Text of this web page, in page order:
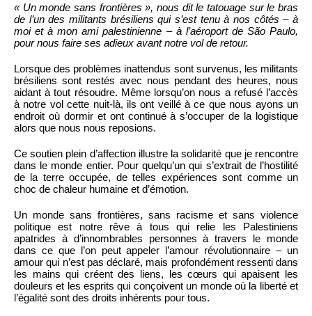
« Un monde sans frontières », nous dit le tatouage sur le bras
de l’un des militants brésiliens qui s’est tenu à nos côtés – à
moi et à mon ami palestinienne – à l’aéroport de São Paulo,
pour nous faire ses adieux avant notre vol de retour.
Lorsque des problèmes inattendus sont survenus, les militants
brésiliens sont restés avec nous pendant des heures, nous
aidant à tout résoudre. Même lorsqu’on nous a refusé l’accès
à notre vol cette nuit-là, ils ont veillé à ce que nous ayons un
endroit où dormir et ont continué à s’occuper de la logistique
alors que nous nous reposions.
Ce soutien plein d’affection illustre la solidarité que je rencontre
dans le monde entier. Pour quelqu’un qui s’extrait de l’hostilité
de la terre occupée, de telles expériences sont comme un
choc de chaleur humaine et d’émotion.
Un monde sans frontières, sans racisme et sans violence
politique est notre rêve à tous qui relie les Palestiniens
apatrides à d’innombrables personnes à travers le monde
dans ce que l’on peut appeler l’amour révolutionnaire – un
amour qui n’est pas déclaré, mais profondément ressenti dans
les mains qui créent des liens, les cœurs qui apaisent les
douleurs et les esprits qui conçoivent un monde où la liberté et
l’égalité sont des droits inhérents pour tous.